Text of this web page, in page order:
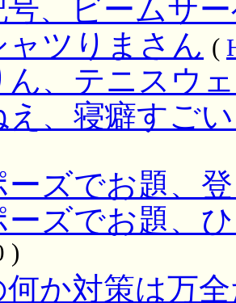
、ビームサ
ャツりまさん (
ん、テニスウ
え、寝癖すご
ーズでお題、
ーズでお題、
)
何か対策は万